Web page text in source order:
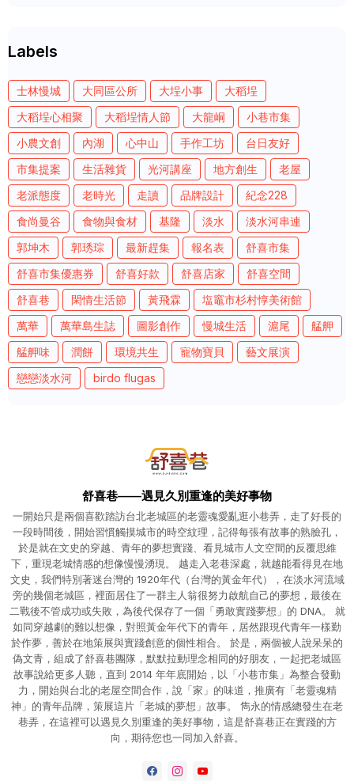
Labels
士林慢城 大同區公所 大埕小事
大稻埕
大稻埕心相聚
大稻埕情人節 大龍峒
小巷市集
小農文創
內湖 心中山 手作工坊
台日友好
市集提案
生活雜貨 光河講座 地方創生
老屋
老派態度
老時光 走讀 品牌設計
紀念228
食尚曼谷
食物與食材 基隆 淡水
淡水河串連
郭坤木
郭琇琮 最新趕集 報名表
舒喜市集
舒喜市集優惠券
舒喜好款 舒喜店家
舒喜空間
舒喜巷
閑情生活節 黃飛霖
塩竈市杉村惇美術館
萬華
萬華島生誌 圖影創作 慢城生活 滬尾
艋舺
艋舺味
潤餅 環境共生 寵物寶貝
藝文展演
戀戀淡水河
birdo flugas
舒喜巷——遇見久別重逢的美好事物
一開始只是兩個喜歡踏訪台北老城區的老靈魂愛亂逛小巷弄，走了好長的
一段時間後，開始習慣觸摸城市的時空紋理，記得每張有故事的熟臉孔，
於是就在文史的穿越、青年的夢想實踐、看見城市人文空間的反覆思維
下，重現老城情感的想像慢慢湧現。 越走入老巷深處，就越能看得見在地
文史，我們特別著迷台灣的 1920年代（台灣的黃金年代），在淡水河流域
旁的幾個老城區，裡面居住了一群主人翁很努力啟航自己的夢想，最後在
二戰後不管成功或失敗，為後代保存了一個「勇敢實踐夢想」的 DNA。 就
如同穿越劇的難以想像，對照黃金年代下的青年，居然跟現代青年一樣勤
於作夢，善於在地策展與實踐創意的個性相合。 於是，兩個被人說呆呆的
偽文青，組成了舒喜巷團隊，默默拉動理念相同的好朋友，一起把老城區
故事說給更多人聽，直到 2014 年年底開始，以「小巷市集」為整合發動
力，開始與台北的老屋空間合作，說「家」的味道，推廣有「老靈魂精
神」的青年品牌，策展這片「老城的夢想」故事。 雋永的情感總發生在老
巷弄，在這裡可以遇見久別重逢的美好事物，這是舒喜巷正在實踐的方
向，期待您也一同加入舒喜。